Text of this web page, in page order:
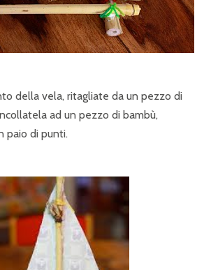
della vela, ritagliate da un pezzo di
ad un pezzo di bambù,
paio di punti.